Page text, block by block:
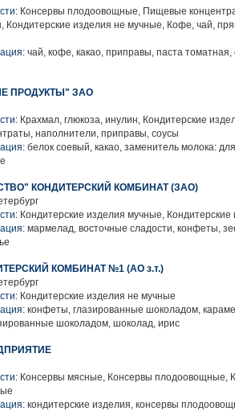
Консервы плодоовощные, Пищевые
Кондитерские изделия не мучные, Кофе, чай,
чай, кофе, какао, приправы, паста томатная,
ПРОДУКТЫ" ЗАО
Крахмал, глюкоза, инулин, Кондитерские
наполнители, приправы, соусы
белок соевый, какао, заменитель молока:
КОНДИТЕРСКИЙ КОМБИНАТ (ЗАО)
Кондитерские изделия мучные,
мармелад, восточные сладости, конфеты,
КОМБИНАТ №1 (АО з.т.)
Кондитерские изделия не мучные
конфеты, глазированные шоколадом,
шоколадом, шоколад, ирис
Консервы мясные, Консервы плодоовощные,
кондитерские изделия, консервы